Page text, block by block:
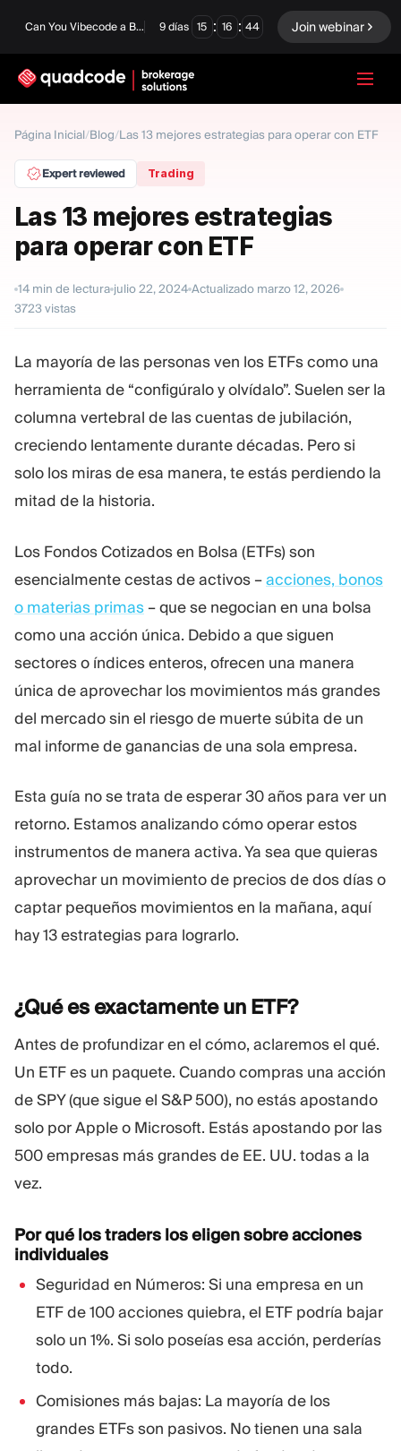
Can You Vibecode a Brokerage Platform? 9 días 15 : 16 : 43 Join webinar
Página Inicial/Blog/Las 13 mejores estrategias para operar con ETF
Expert reviewed Trading
Las 13 mejores estrategias
para operar con ETF
14 min de lectura julio 22, 2024 Actualizado marzo 12, 2026
3723vistas
La mayoría de las personas ven los ETFs como una
herramienta de “configúralo y olvídalo”. Suelen ser la
columna vertebral de las cuentas de jubilación,
creciendo lentamente durante décadas. Pero si
solo los miras de esa manera, te estás perdiendo la
mitad de la historia.
Los Fondos Cotizados en Bolsa (ETFs) son
esencialmente cestas de activos –acciones, bonos
o materias primas – que se negocian en una bolsa
como una acción única. Debido a que siguen
sectores o índices enteros, ofrecen una manera
única de aprovechar los movimientos más grandes
del mercado sin el riesgo de muerte súbita de un
mal informe de ganancias de una sola empresa.
Esta guía no se trata de esperar 30 años para ver un
retorno. Estamos analizando cómo operar estos
instrumentos de manera activa. Ya sea que quieras
aprovechar un movimiento de precios de dos días o
captar pequeños movimientos en la mañana, aquí
hay 13 estrategias para lograrlo.
¿Qué es exactamente un ETF?
Antes de profundizar en el cómo, aclaremos el qué.
Un ETF es un paquete. Cuando compras una acción
de SPY (que sigue el S&P 500), no estás apostando
solo por Apple o Microsoft. Estás apostando por las
500 empresas más grandes de EE. UU. todas a la
vez.
Por qué los traders los eligen sobre acciones
individuales
Seguridad en Números: Si una empresa en un
ETF de 100 acciones quiebra, el ETF podría bajar
solo un 1%. Si solo poseías esa acción, perderías
todo.
Comisiones más bajas: La mayoría de los
grandes ETFs son pasivos. No tienen una sala
Español
Solución Llave En Mano
Forex / CFD
Opciones Binarias
Intercambio y
MÓDULOS
Plataforma De Trading Oficina De Soporte
RECURSOS
Glosario
Tutoriales en vídeo
Calculadora
Plan de negocio
MÁS
Eventos
Números
Noticias de la empresa
Carreras
Sostenibilidad
SÍGUENOS